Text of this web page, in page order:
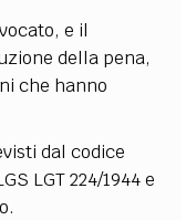
e il
della pena,
che hanno
dal codice
LGT 224/1944 e